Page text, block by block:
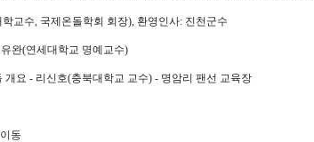
교수, 국제온돌학회 회장), 환영인사: 진천군수
완(연세대학교 명예교수)
개요 - 리신호(충북대학교 교수) - 명암리 팬선 교육장
동